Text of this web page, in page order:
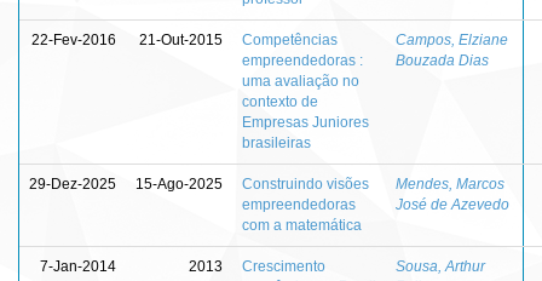
22-Fev-2016 21-Out-2015
Competências
empreendedoras :
uma avaliação no
contexto de
Empresas Juniores
brasileiras
Campos, Elziane
Bouzada Dias
29-Dez-2025 15-Ago-2025
Construindo visões
empreendedoras
com a matemática
Mendes, Marcos
José de Azevedo
7-Jan-2014 2013
Crescimento
Sousa, Arthur